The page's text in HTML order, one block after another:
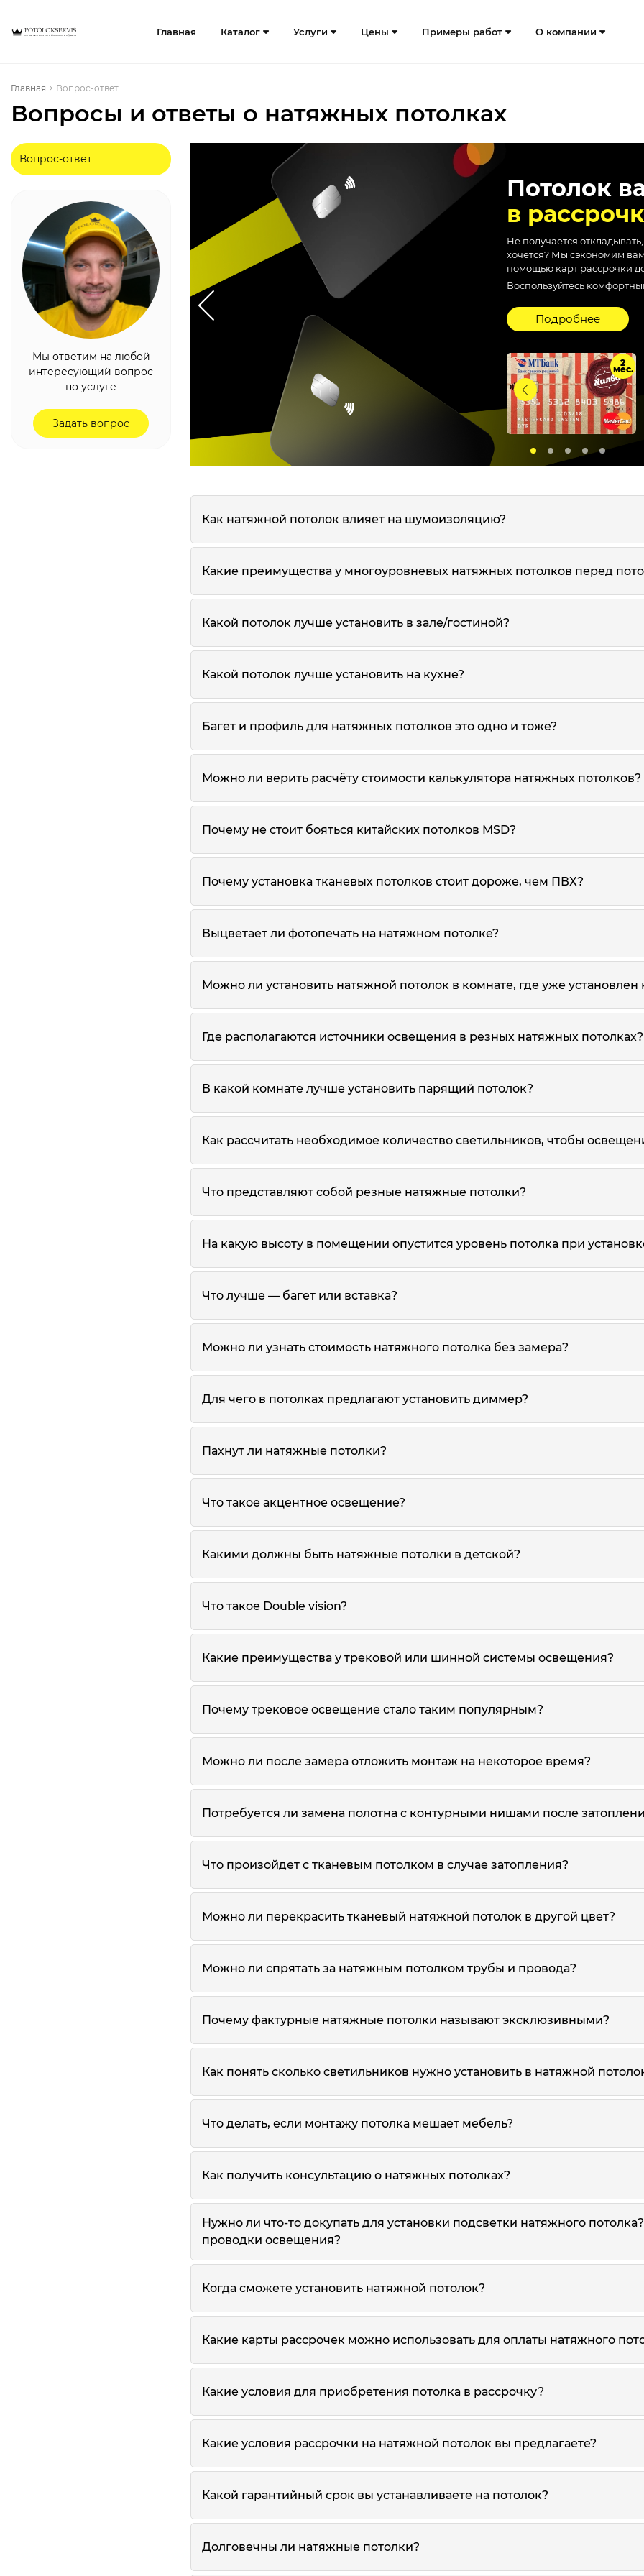
Главная Каталог Услуги Цены Примеры работ О компании
Главная Вопрос-ответ
Вопросы и ответы о натяжных потолках
Вопрос-ответ
Мы ответим на любой
интересующий вопрос
по услуге
Задать вопрос
Потолок
в
Не получается
хочется? Мы сэкономим
помощью карт рассрочки
Воспользуйтесь
Подробнее
2
мес.
Как натяжной потолок влияет на шумоизоляцию?
Какие преимущества у многоуровневых натяжных потолков перед
Какой потолок лучше установить в зале/гостиной?
Какой потолок лучше установить на кухне?
Багет и профиль для натяжных потолков это одно и тоже?
Можно ли верить расчёту стоимости калькулятора натяжных потолков?
Почему не стоит бояться китайских потолков MSD?
Почему установка тканевых потолков стоит дороже, чем ПВХ?
Выцветает ли фотопечать на натяжном потолке?
Можно ли установить натяжной потолок в комнате, где уже
Где располагаются источники освещения в резных натяжных потолках?
В какой комнате лучше установить парящий потолок?
Как рассчитать необходимое количество светильников, чтобы
Что представляют собой резные натяжные потолки?
На какую высоту в помещении опустится уровень потолка при
Что лучше — багет или вставка?
Можно ли узнать стоимость натяжного потолка без замера?
Для чего в потолках предлагают установить диммер?
Пахнут ли натяжные потолки?
Что такое акцентное освещение?
Какими должны быть натяжные потолки в детской?
Что такое Double vision?
Какие преимущества у трековой или шинной системы освещения?
Почему трековое освещение стало таким популярным?
Можно ли после замера отложить монтаж на некоторое время?
Потребуется ли замена полотна с контурными нишами после
Что произойдет с тканевым потолком в случае затопления?
Можно ли перекрасить тканевый натяжной потолок в другой цвет?
Можно ли спрятать за натяжным потолком трубы и провода?
Почему фактурные натяжные потолки называют эксклюзивными?
Как понять сколько светильников нужно установить в натяжной
Что делать, если монтажу потолка мешает мебель?
Как получить консультацию о натяжных потолках?
Нужно ли что-то докупать для установки подсветки натяжного
проводки освещения?
Когда сможете установить натяжной потолок?
Какие карты рассрочек можно использовать для оплаты натяжного
Какие условия для приобретения потолка в рассрочку?
Какие условия рассрочки на натяжной потолок вы предлагаете?
Какой гарантийный срок вы устанавливаете на потолок?
Долговечны ли натяжные потолки?